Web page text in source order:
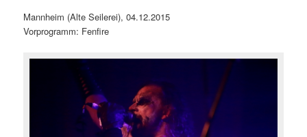
Mannheim (Alte Seilerei), 04.12.2015
Vorprogramm: Fenfire